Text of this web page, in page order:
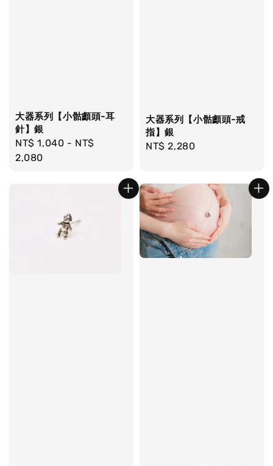
大器系列【小骷顱頭-耳
針】銀
Regular
price
NT$ 1,040 - NT$
2,080
大器系列【小骷顱頭-戒
指】銀
Regular
NT$ 2,280